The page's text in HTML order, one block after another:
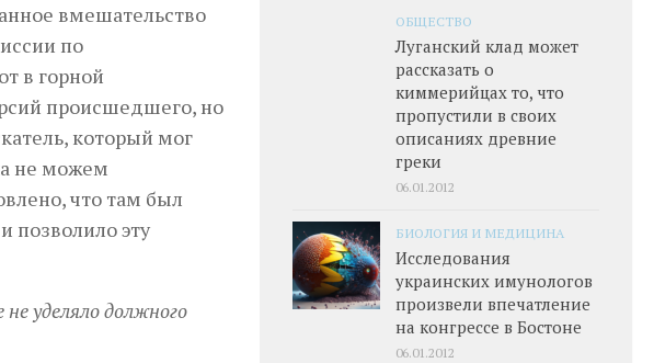
вмешательство
по
в горной
происшедшего, но
который мог
не можем
что там был
позволило эту
уделяло должного
ОБЩЕСТВО
Луганский клад может
рассказать о
киммерийцах то, что
пропустили в своих
описаниях древние
греки
06.01.2012
БИОЛОГИЯ И МЕДИЦИНА
Исследования
украинских имунологов
произвели впечатление
на конгрессе в Бостоне
06.01.2012